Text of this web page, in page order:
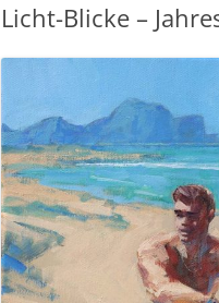
Licht-Blicke –